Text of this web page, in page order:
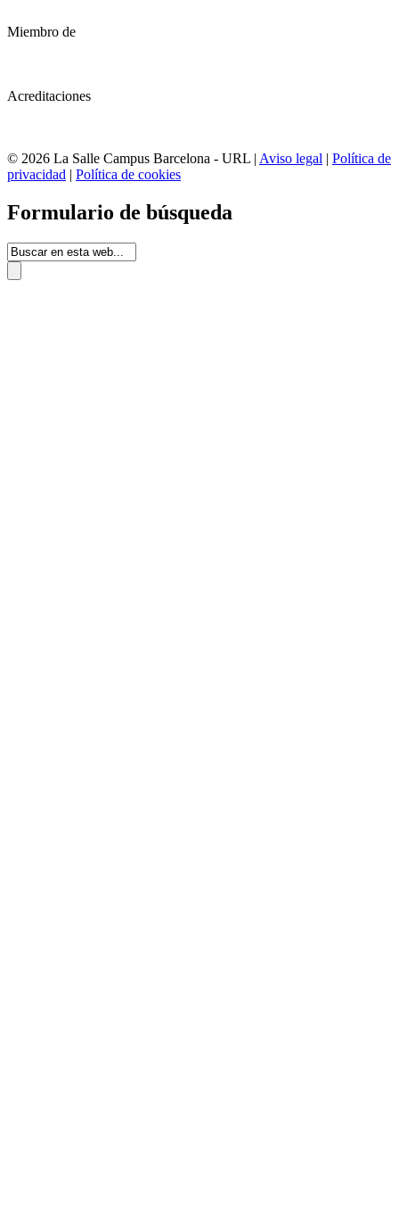
Miembro de
Acreditaciones
© 2026 La Salle Campus Barcelona - URL | Aviso legal | Política de
privacidad | Política de cookies
Formulario de búsqueda